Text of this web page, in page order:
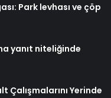
Park levhası ve çöp
yanıt niteliğinde
Çalışmalarını Yerinde